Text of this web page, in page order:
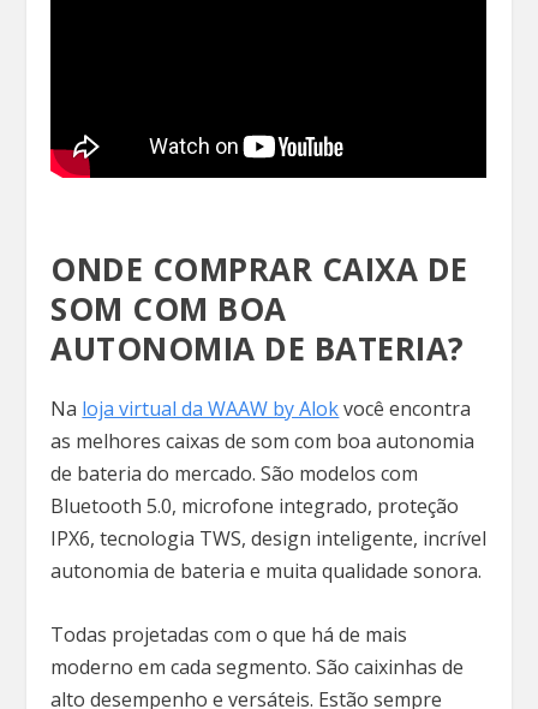
ONDE COMPRAR CAIXA DE
SOM COM BOA
AUTONOMIA DE BATERIA?
Na loja virtual da WAAW by Alokvocê encontra
as melhores caixas de som com boa autonomia
de bateria do mercado. São modelos com
Bluetooth 5.0, microfone integrado, proteção
IPX6, tecnologia TWS, design inteligente, incrível
autonomia de bateria e muita qualidade sonora.
Todas projetadas com o que há de mais
moderno em cada segmento. São caixinhas de
alto desempenho e versáteis. Estão sempre